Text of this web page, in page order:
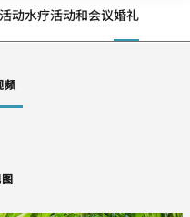
活动水疗活动和会议婚礼
频